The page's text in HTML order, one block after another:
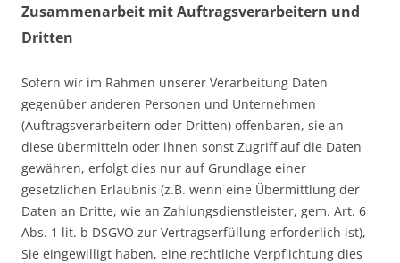
Zusammenarbeit mit Auftragsverarbeitern und
Dritten
Sofern wir im Rahmen unserer Verarbeitung Daten
gegenüber anderen Personen und Unternehmen
(Auftragsverarbeitern oder Dritten) offenbaren, sie an
diese übermitteln oder ihnen sonst Zugriff auf die Daten
gewähren, erfolgt dies nur auf Grundlage einer
gesetzlichen Erlaubnis (z.B. wenn eine Übermittlung der
Daten an Dritte, wie an Zahlungsdienstleister, gem. Art. 6
Abs. 1 lit. b DSGVO zur Vertragserfüllung erforderlich ist),
Sie eingewilligt haben, eine rechtliche Verpflichtung dies